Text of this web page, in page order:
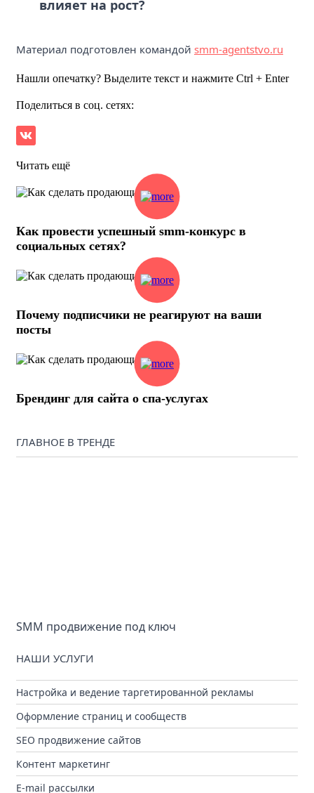
влияет на рост?
Материал подготовлен командой smm-agentstvo.ru
Нашли опечатку? Выделите текст и нажмите Ctrl + Enter
Поделиться в соц. сетях:
Читать ещё
Как провести успешный smm-конкурс в
социальных сетях?
Почему подписчики не реагируют на ваши
посты
Брендинг для сайта о спа-услугах
ГЛАВНОЕ В ТРЕНДЕ
SMM продвижение под ключ
НАШИ УСЛУГИ
Настройка и ведение таргетированной рекламы
Оформление страниц и сообществ
SEO продвижение сайтов
Контент маркетинг
E-mail рассылки